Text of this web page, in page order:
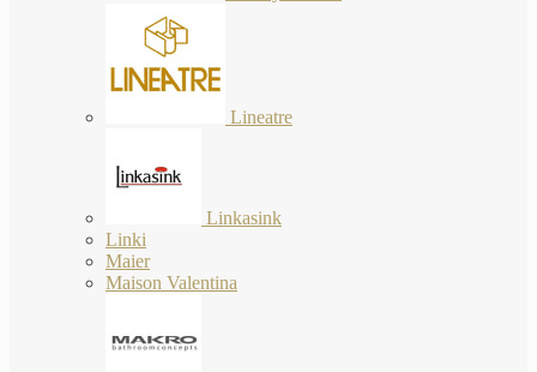
Lineatre
Linkasink
Linki
Maier
Maison Valentina